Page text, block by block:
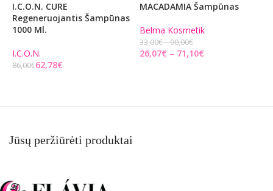
I.C.O.N. CURE
Regeneruojantis Šampūnas
1000 Ml.
I.C.O.N.
86,00€62,78€
MACADAMIA Šampūnas
Belma Kosmetik
33,00€ 90,00€
26,07€ 71,10€
Jūsų peržiūrėti produktai